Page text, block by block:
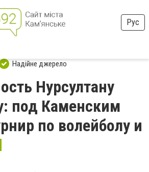
Рус
Надійне джерело
Нурсултану
под Каменским
по волейболу и